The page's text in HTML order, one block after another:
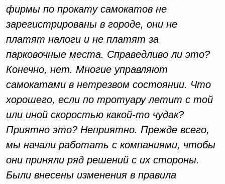
фирмы по прокату самокатов не
зарегистрированы в городе, они не
платят налоги и не платят за
парковочные места. Справедливо ли это?
Конечно, нет. Многие управляют
самокатами в нетрезвом состоянии. Что
хорошего, если по тротуару летит с той
или иной скоростью какой-то чудак?
Приятно это? Неприятно. Прежде всего,
мы начали работать с компаниями, чтобы
они приняли ряд решений с их стороны.
Были внесены изменения в правила